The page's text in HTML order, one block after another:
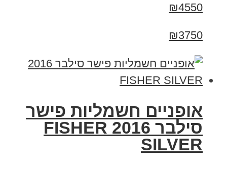
₪4550
₪3750
אופניים חשמליות פישר
סילבר 2016 FISHER
SILVER